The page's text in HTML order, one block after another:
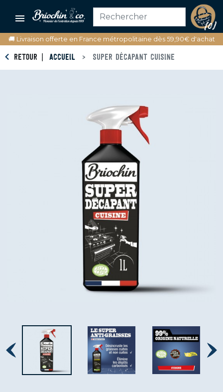

(0)
🚚 Livraison offerte en France métropolitaine dès 59,90€ d'achat
RETOUR ACCUEIL SUPER DÉCAPANT CUISINE